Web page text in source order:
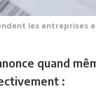
les entreprises
quand
: